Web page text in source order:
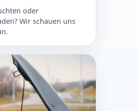
oder
Wir schauen uns